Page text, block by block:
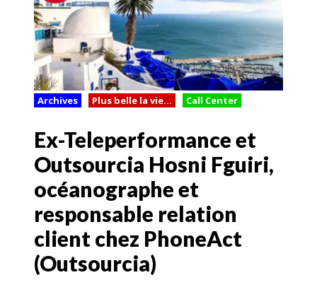
Archives Plus belle la vie... Call Center
Ex-Teleperformance et
Outsourcia Hosni Fguiri,
océanographe et
responsable relation
client chez PhoneAct
(Outsourcia)